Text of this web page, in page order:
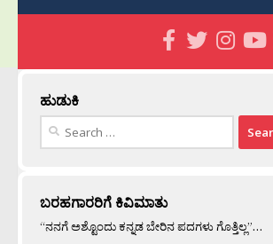
ಹುಡುಕಿ
Search
ಬರಹಗಾರರಿಗೆ ಕಿವಿಮಾತು
“ನನಗೆ ಅಶ್ಟೊಂದು ಕನ್ನಡ ಬೇರಿನ ಪದಗಳು ಗೊತ್ತಿಲ್ಲ”…